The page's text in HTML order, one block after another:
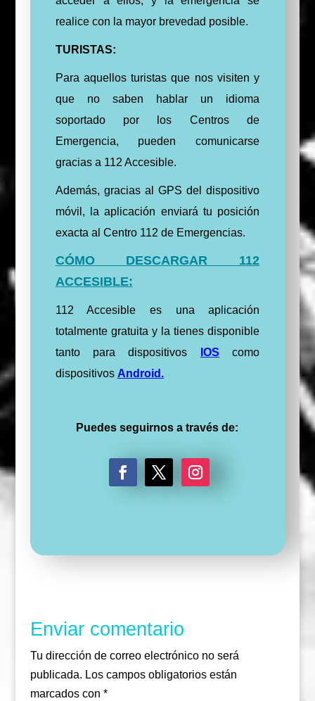
realice con la mayor brevedad posible.
TURISTAS:
Para aquellos turistas que nos visiten y
que no saben hablar un idioma
soportado por los Centros de
Emergencia, pueden comunicarse
gracias a 112 Accesible.
Además, gracias al GPS del dispositivo
móvil, la aplicación enviará tu posición
exacta al Centro 112 de Emergencias.
CÓMO DESCARGAR 112
ACCESIBLE:
112 Accesible es una aplicación
totalmente gratuita y la tienes disponible
tanto para dispositivos
IOS como
dispositivos Android .
Puedes seguirnos a través de:
Enviar comentario
Tu dirección de correo electrónico no será
publicada. Los campos obligatorios están
marcados con *